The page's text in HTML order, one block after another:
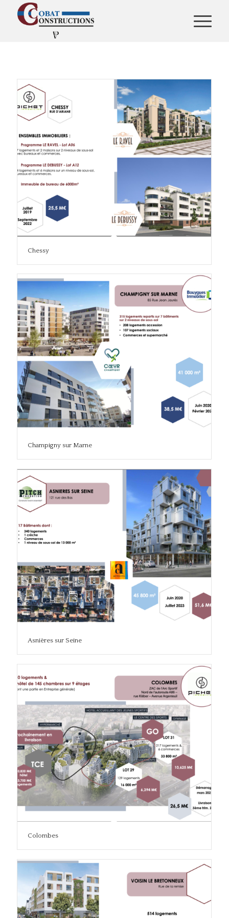
Chessy
Champigny sur Marne
Asnières sur Seine
Colombes